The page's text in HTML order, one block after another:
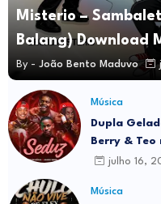
Misterio –
Balang) Download
By - João Bento Maduvo
Música
Dupla
Berry & Teo
julho 16,
Música